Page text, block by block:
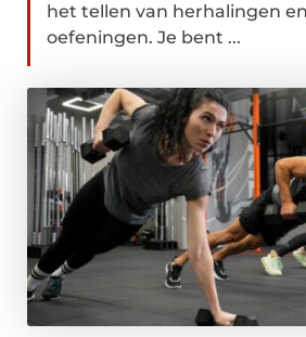
het tellen van herhalingen
oefeningen. Je bent ...